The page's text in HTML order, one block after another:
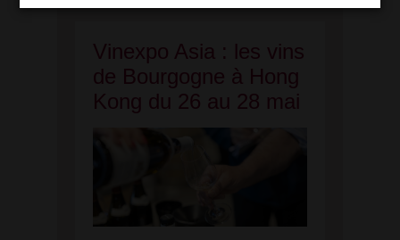
Vinexpo Asia : les vins
de Bourgogne à Hong
Kong du 26 au 28 mai